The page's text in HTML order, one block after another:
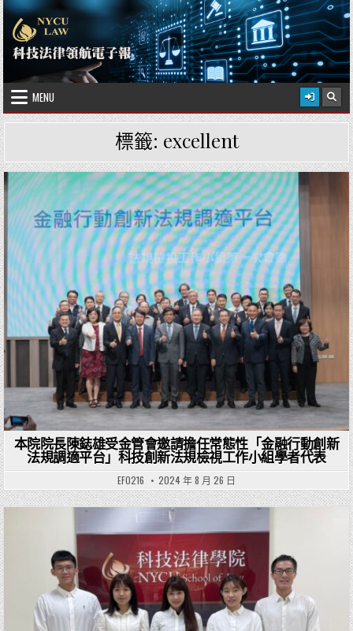
Skip to content 2026 年 8 月 8 日
國立陽明交通大學科技法律學院
MENU
標籤: excellent
Posted in
本院院長陳鋕雄受金管會邀請擔任常態性「金融行動創新
法規調適平台」科技創新法規檢視工作小組學者代表
EF0216 2024 年 8 月 26 日
Posted in